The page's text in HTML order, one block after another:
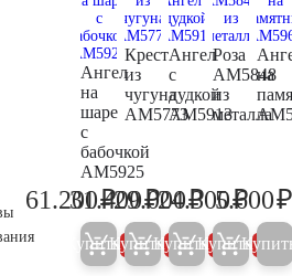
Ангел
на
шаре
с
бабочкой
AM5925
64.400
61.200₽
Купить 5%
Крест
из
чугуна
AM5773
33.100
31.400₽
Купить 5%
Ангел
с
дудкой
AM5913
30.500
29.000₽
Купить 5%
Роза
AM5848
из
металла
24.300₽
Купить 5%
на
5.600₽